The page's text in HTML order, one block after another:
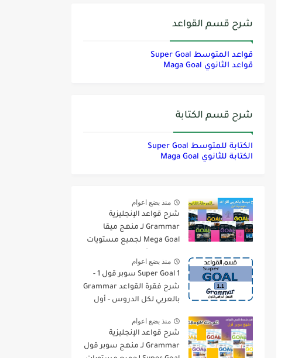
شرح قسم القواعد
قواعد المتوسط Super Goal
قواعد الثانوي Maga Goal
شرح قسم الكتابة
الكتابة للمتوسط Super Goal
الكتابة للثانوي Maga Goal
منذ بضع اعوام
شرح قواعد الإنجليزية
Grammar لـ منهج ميقا
Mega Goal لجميع مستويات
منذ بضع اعوام
Super Goal 1 سوبر قول 1 -
شرح فقرة القواعد Grammar
بالعربي لكل الدروس - أول
الأول
منذ بضع اعوام
شرح قواعد الإنجليزية
Grammar لـ منهج سوبر قول